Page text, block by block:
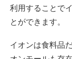
利用することで
とができます。
イオンは食料品